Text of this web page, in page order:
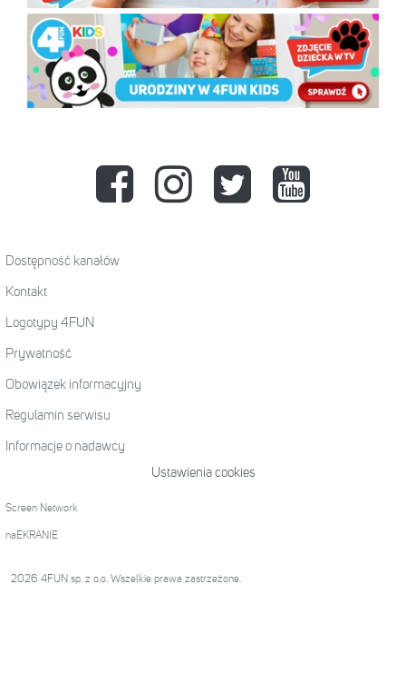
Dostępność kanałów
Kontakt
Logotypy 4FUN
Prywatność
Obowiązek informacyjny
Regulamin serwisu
Informacje o nadawcy
Ustawienia cookies
Screen Network
naEKRANIE
2026 4FUN sp. z o.o. Wszelkie prawa zastrzeżone.